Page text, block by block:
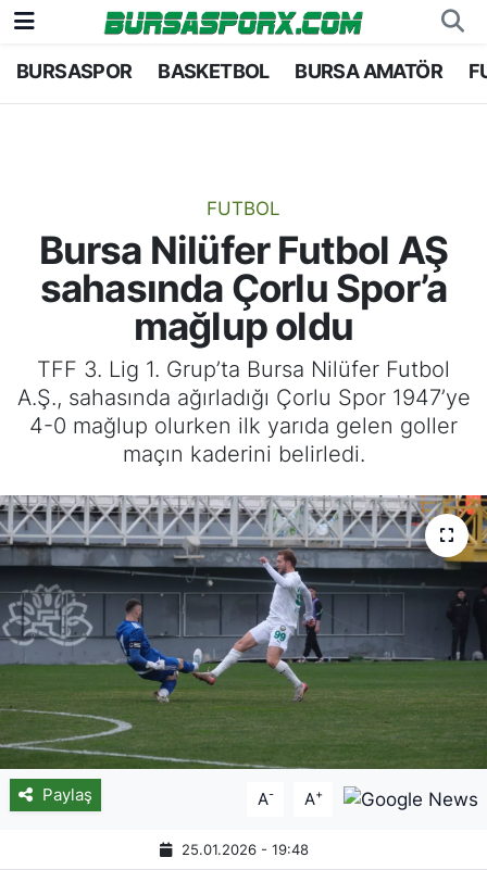
BURSASPOR BASKETBOL BURSA AMATÖR
FUTBOL
Bursa Nilüfer Futbol AŞ
sahasında Çorlu Spor’a
mağlup oldu
TFF 3. Lig 1. Grup’ta Bursa Nilüfer Futbol
A.Ş., sahasında ağırladığı Çorlu Spor 1947’ye
4-0 mağlup olurken ilk yarıda gelen goller
maçın kaderini belirledi.
Paylaş A- A+
25.01.2026 - 19:48
Bursaspor
Bursa Amatör
Hentbol
Voleybol
Genel
Bursa Nöbetçi Eczaneler
Bursa Trafik Yoğunluk Haritası
TFF 2.Lig Kırmızı Grup Puan Durumu ve Fikstür
Tüm Manşetler
Son Dakika Haberleri
Haber Arşivi